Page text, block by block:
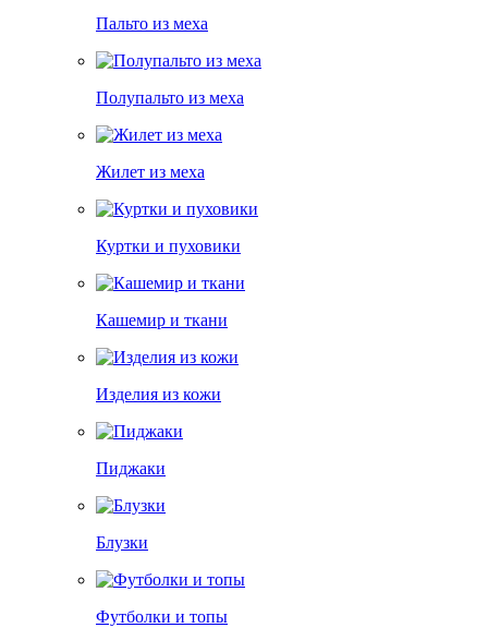
Пальто из меха
Полупальто из меха
Жилет из меха
Куртки и пуховики
Кашемир и ткани
Изделия из кожи
Пиджаки
Блузки
Футболки и топы